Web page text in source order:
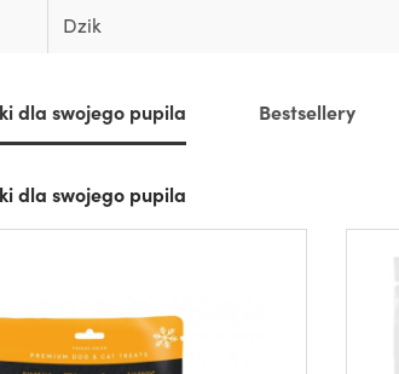
Dzik
dla swojego pupila Bestsellery
dla swojego pupila